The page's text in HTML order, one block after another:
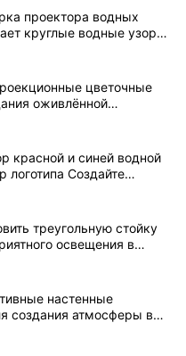
проектора водных
круглые водные узоры
квадраты или
цветочные
оживлённой
красной и синей водной
логотипа Создайте
Танджиро для
треугольную стойку
освещения в
руководство 📝🏠
настенные
создания атмосферы в